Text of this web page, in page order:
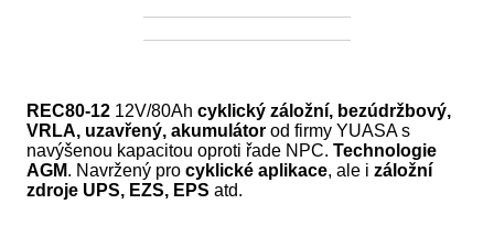
REC80-12 12V/80Ahcyklický záložní, bezúdržbový,
VRLA, uzavřený, akumulátor od firmy YUASA s
navýšenou kapacitou oproti řade NPC.Technologie
AGM. Navržený procyklické aplikace, ale izáložní
zdroje UPS, EZS, EPS atd.